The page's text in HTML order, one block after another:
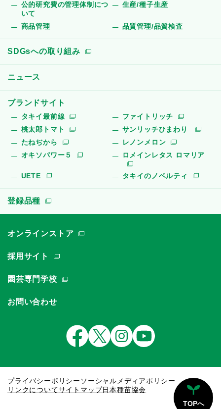
公的研究費の管理体制につ
いて
生産/種子生産
商品管理 品質管理/品質検査
SDGsへの取り組み
ニュース
ブランドサイト
タキイ最前線
ファイトリッチ
桃太郎トマト
サンリッチひまわり
たねぢから
レノンメロン
オキソパワー５
ロメインレタス ロマリア
UETE タキイのノベルティ
登録品種
オンラインストア
採用サイト
園芸専門学校
お問い合わせ
プライバシーポリシー ソーシャルメディアポリシー
リンクについてサイトマップ日本種苗協会
TOPへ